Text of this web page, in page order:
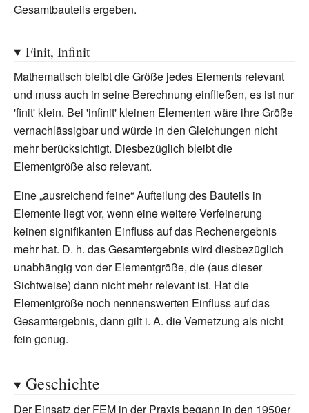
Gesamtbauteils ergeben.
Finit, Infinit
Mathematisch bleibt die Größe jedes Elements relevant
und muss auch in seine Berechnung einfließen, es ist nur
'finit' klein. Bei 'infinit' kleinen Elementen wäre ihre Größe
vernachlässigbar und würde in den Gleichungen nicht
mehr berücksichtigt. Diesbezüglich bleibt die
Elementgröße also relevant.
Eine „ausreichend feine“ Aufteilung des Bauteils in
Elemente liegt vor, wenn eine weitere Verfeinerung
keinen signifikanten Einfluss auf das Rechenergebnis
mehr hat. D. h. das Gesamtergebnis wird diesbezüglich
unabhängig von der Elementgröße, die (aus dieser
Sichtweise) dann nicht mehr relevant ist. Hat die
Elementgröße noch nennenswerten Einfluss auf das
Gesamtergebnis, dann gilt i. A. die Vernetzung als nicht
fein genug.
Geschichte
Der Einsatz der FEM in der Praxis begann in den 1950er